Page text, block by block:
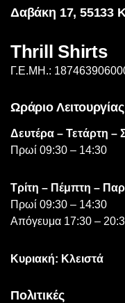
Δαβάκη 17, 55133
Thrill Shirts
Γ.Ε.ΜΗ.:
Ωράριο Λειτουργίας
Δευτέρα – Τετάρτη –
Πρωί 09:30 – 14:30
Τρίτη – Πέμπτη –
Πρωί 09:30 – 14:30
Απόγευμα 17:30 –
Κυριακή: Κλειστά
Πολιτικές